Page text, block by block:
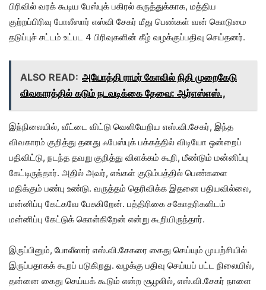
பிரிவில் வரக் கூடிய பேஸ்புக் பகிரல் கருத்துக்காக, மத்திய
குற்றப்பிரிவு போலீஸார் எஸ்வி சேகர் மீது பெண்கள் வன் கொடுமை
தடுப்புச் சட்டம் உட்பட 4 பிரிவுகளின் கீழ் வழக்குப்பதிவு செய்தனர்.
ALSO READ: அயோத்தி ராமர் கோவில் நிதி முறைகேடு
விவகாரத்தில் கடும் நடவடிக்கை தேவை: ஆர்எஸ்எஸ்.,
இந்நிலையில், வீட்டை விட்டு வெளியேறிய எஸ்.வி.சேகர், இந்த
விவகாரம் குறித்து தனது ஃபேஸ்புக் பக்கத்தில் விடியோ ஒன்றைப்
பதிவிட்டு, நடந்த தவறு குறித்து விளக்கம் கூறி, மீண்டும் மன்னிப்பு
கேட்டிருந்தார். அதில் அவர், எங்கள் குடும்பத்தில் பெண்களை
மதிக்கும் பண்பு உண்டு. வருத்தம் தெரிவிக்க இதனை பதியவில்லை,
மன்னிப்பு கேட்கவே பேசுகிறேன். பத்திரிகை சகோதரிகளிடம்
மன்னிப்பு கேட்டுக் கொள்கிறேன் என்று கூறியிருந்தார்.
இருப்பினும், போலீஸார் எஸ்.வி.சேகரை கைது செய்யும் முயற்சியில்
இருப்பதாகக் கூறப் படுகிறது. வழக்கு பதிவு செய்யப் பட்ட நிலையில்,
தன்னை கைது செய்யக் கூடும் என்ற சூழலில், எஸ்.வி.சேகர் நாளை